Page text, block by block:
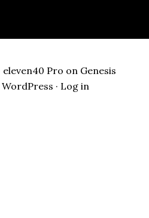
eleven40 Pro on Genesis
WordPress · Log in